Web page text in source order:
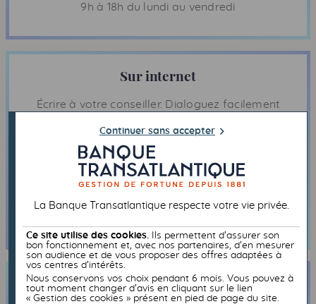
9h à 18h du lundi au vendredi
Sur internet
Écrire à votre conseiller. Dialoguez facilement
ENVOYER UN MESSAGE À SON CONSEILLER
Par courrier
Continuer sans accepter
La Banque Transatlantique respecte votre vie privée.
Ce site utilise des cookies.
Ils permettent d’assurer son
bon fonctionnement et, avec nos partenaires, d’en mesurer
son audience et de vous proposer des offres adaptées à
vos centres d’intérêts.
Nous conservons vos choix pendant 6 mois. Vous pouvez à
tout moment changer d’avis en cliquant sur le lien
« Gestion des cookies » présent en pied de page du site.